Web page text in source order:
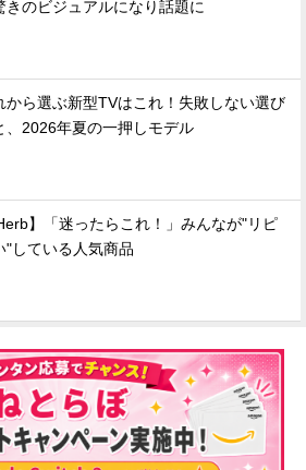
きのビジュアルになり話題に
から選ぶ新型TVはこれ！失敗しない選び
、2026年夏の一押しモデル
】「迷ったらこれ！」みんなが"リピ
"している人気商品